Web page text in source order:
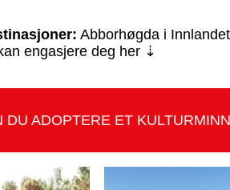
Abborhøgda i
engasjere deg her ⇣
DU ADOPTERE ET